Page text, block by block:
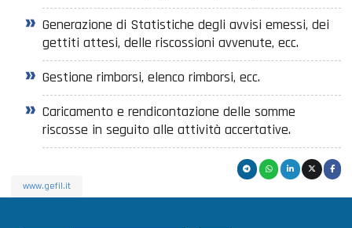
Generazione di Statistiche degli avvisi emessi, dei
gettiti attesi, delle riscossioni avvenute, ecc.
Gestione rimborsi, elenco rimborsi, ecc.
Caricamento e rendicontazione delle somme
riscosse in seguito alle attività accertative.
www.gefil.it